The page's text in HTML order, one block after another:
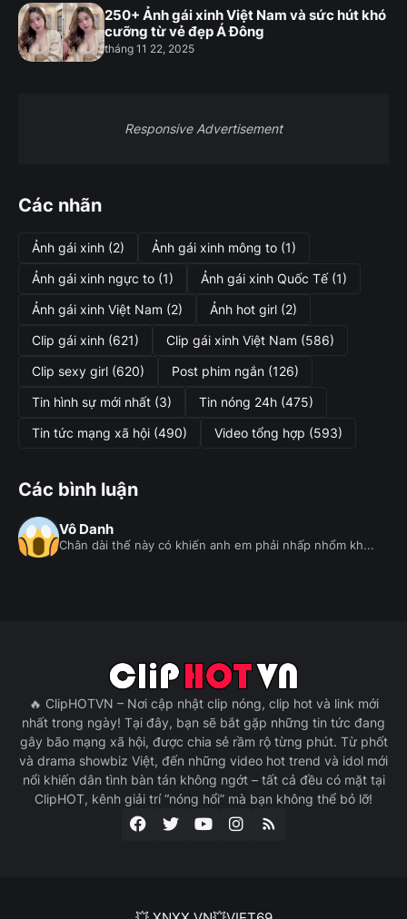
250+ Ảnh gái xinh Việt Nam và sức hút khó
cưỡng từ vẻ đẹp Á Đông
tháng 11 22, 2025
Responsive Advertisement
Các nhãn
Ảnh gái xinh (2) Ảnh gái xinh mông to (1)
Ảnh gái xinh ngực to (1) Ảnh gái xinh Quốc Tế (1)
Ảnh gái xinh Việt Nam (2) Ảnh hot girl (2)
Clip gái xinh (621) Clip gái xinh Việt Nam (586)
Clip sexy girl (620) Post phim ngắn (126)
Tin hình sự mới nhất (3) Tin nóng 24h (475)
Tin tức mạng xã hội (490) Video tổng hợp (593)
Các bình luận
Vô Danh
Chân dài thế này có khiến anh em phải nhấp nhổm kh...
🔥 ClipHOTVN – Nơi cập nhật clip nóng, clip hot và link mới
nhất trong ngày! Tại đây, bạn sẽ bắt gặp những tin tức đang
gây bão mạng xã hội, được chia sẻ rầm rộ từng phút. Từ phốt
và drama showbiz Việt, đến những video hot trend và idol mới
nổi khiến dân tình bàn tán không ngớt – tất cả đều có mặt tại
ClipHOT, kênh giải trí “nóng hổi” mà bạn không thể bỏ lỡ!